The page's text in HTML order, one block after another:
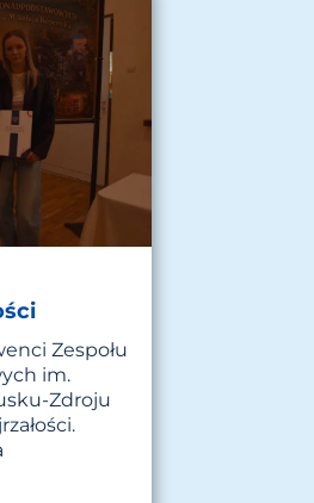
Zespołu
im.
Zdroju